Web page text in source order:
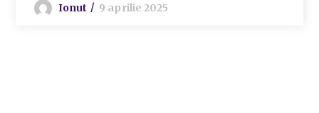
Ionut 9 aprilie 2025